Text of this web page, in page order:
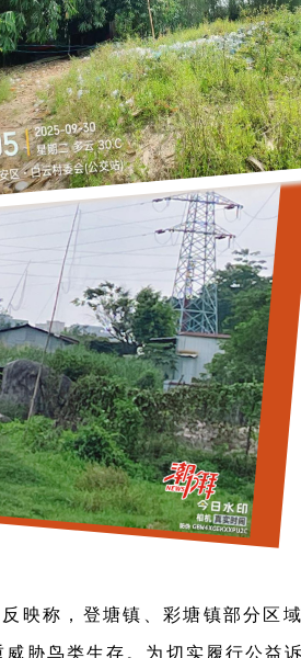
映称，登塘镇、彩塘镇部分区
胁鸟类生存。为切实履行公益